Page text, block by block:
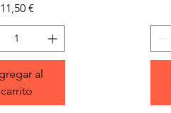
Precio
11,50 €
al
carrito